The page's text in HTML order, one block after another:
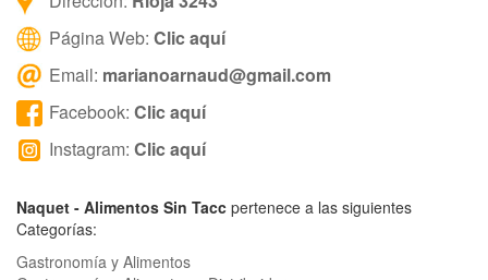
Página Web: Clic aquí
Email: marianoarnaud@gmail.com
Facebook: Clic aquí
Instagram: Clic aquí
Naquet - Alimentos Sin Tacc pertenece a las siguientes
Categorías:
Gastronomía y Alimentos